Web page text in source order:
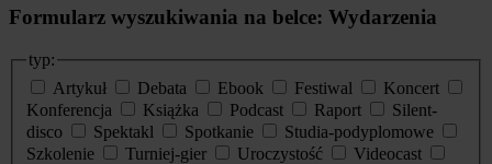
Formularz wyszukiwania na belce: Wydarzenia
typ:
Artykuł
Debata Ebook Festiwal
Koncert
Konferencja
Książka Podcast Raport
Silent-
disco
Spektakl Spotkanie
Studia-podyplomowe
Szkolenie
Turniej-gier Uroczystość
Videocast